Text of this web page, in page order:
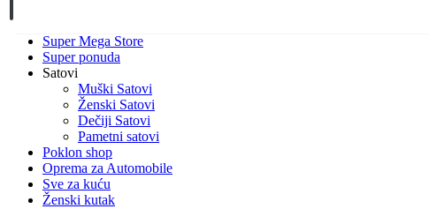
Super Mega Store
Super ponuda
Satovi
Muški Satovi
Ženski Satovi
Dečiji Satovi
Pametni satovi
Poklon shop
Oprema za Automobile
Sve za kuću
Ženski kutak